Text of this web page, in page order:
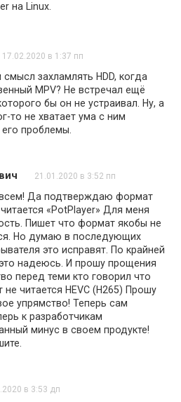
на Linux.
17.02.2020 в 1:37 пп
захламлять HDD, когда
MPV? Не встречал ещё
бы он не устраивал. Ну, а
то не хватает ума с ним
проблемы.
21.01.2020 в 3:52 пп
Да подтверждаю формат
читается «PotPlayer» Для меня
Пишет что формат якобы не
Но думаю в последующих
это исправят. По крайней
надеюсь. И прошу прощения
перед теми кто говорил что
читается HEVC (H265) Прошу
упрямство! Теперь сам
к разработчикам
минус в своем продукте!
в 3:53 дп